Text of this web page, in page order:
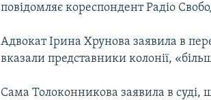
повідомляє кореспондент Радіо
Адвокат Ірина Хрунова заявила в
вказали представники колонії,
Сама Толоконникова заявила в суді,